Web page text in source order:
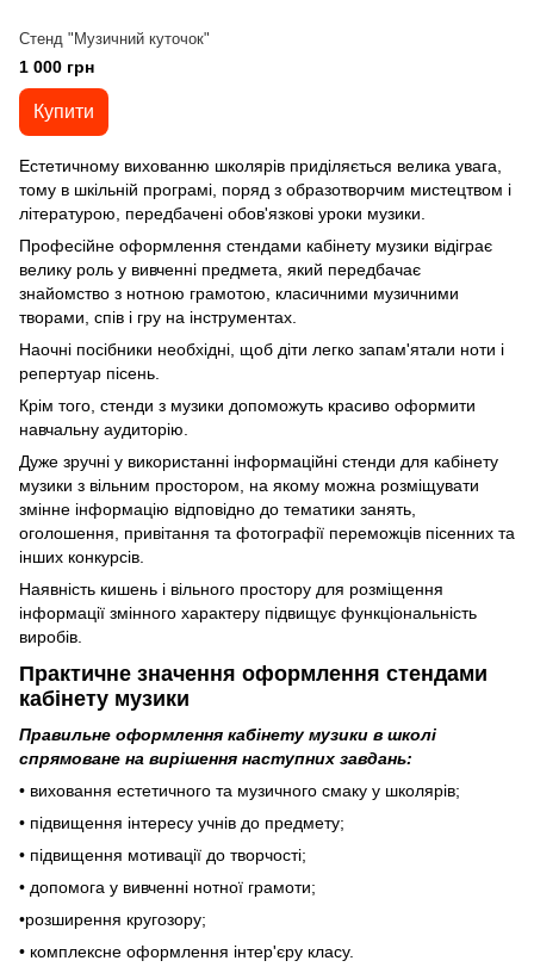
Стенд "Музичний куточок"
1 000 грн
Купити
Естетичному вихованню школярів приділяється велика увага,
тому в шкільній програмі, поряд з образотворчим мистецтвом і
літературою, передбачені обов'язкові уроки музики.
Професійне оформлення стендами кабінету музики відіграє
велику роль у вивченні предмета, який передбачає
знайомство з нотною грамотою, класичними музичними
творами, спів і гру на інструментах.
Наочні посібники необхідні, щоб діти легко запам'ятали ноти і
репертуар пісень.
Крім того, стенди з музики допоможуть красиво оформити
навчальну аудиторію.
Дуже зручні у використанні інформаційні стенди для кабінету
музики з вільним простором, на якому можна розміщувати
змінне інформацію відповідно до тематики занять,
оголошення, привітання та фотографії переможців пісенних та
інших конкурсів.
Наявність кишень і вільного простору для розміщення
інформації змінного характеру підвищує функціональність
виробів.
Практичне значення оформлення стендами
кабінету музики
Правильне оформлення кабінету музики в школі
спрямоване на вирішення наступних завдань:
• виховання естетичного та музичного смаку у школярів;
• підвищення інтересу учнів до предмету;
• підвищення мотивації до творчості;
• допомога у вивченні нотної грамоти;
•розширення кругозору;
• комплексне оформлення інтер'єру класу.